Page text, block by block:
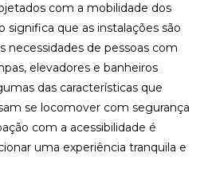
com a mobilidade dos
que as instalações são
necessidades de pessoas com
elevadores e banheiros
das características que
se locomover com segurança
com a acessibilidade é
uma experiência tranquila e